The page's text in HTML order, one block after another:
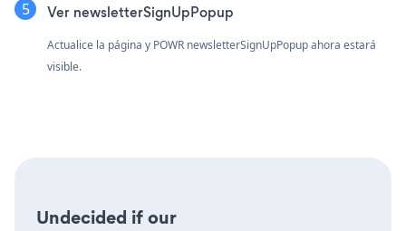
Ver newsletterSignUpPopup
Actualice la página y POWR newsletterSignUpPopup ahora estará
visible.
Undecided if our